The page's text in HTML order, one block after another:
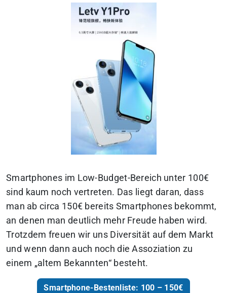
Smartphones im Low-Budget-Bereich unter 100€
sind kaum noch vertreten. Das liegt daran, dass
man ab circa 150€ bereits Smartphones bekommt,
an denen man deutlich mehr Freude haben wird.
Trotzdem freuen wir uns Diversität auf dem Markt
und wenn dann auch noch die Assoziation zu
einem „altem Bekannten“ besteht.
Smartphone-Bestenliste: 100 – 150€